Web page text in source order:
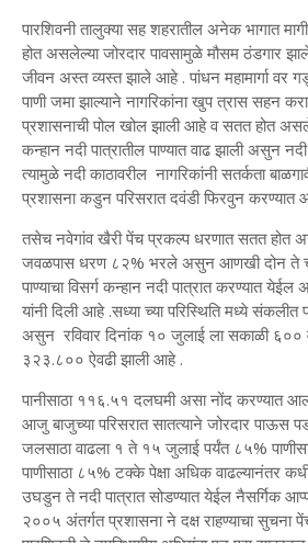
पारशिवनी तालुक्या सह शहरातील अनेक भागात
होत असलेल्या जोरदार पावसामुळे मौसम ठंडगार
जीवन अस्त व्यस्त झाले आहे . पांधन महामार्गा वर
पाणी जमा झाल्याने नागरिकांना खुप त्रास सहन
प्रशासनाची पोल खोल झाली आहे व सतत होत
कन्हान नदी पात्रातील पाण्यात वाढ झाली असुन
त्यामुळे नदी काठावरील नागरिकांनी सतर्कता
प्रशासना कडुन परिसरात दवंडी फिरवुन
तसेच नवेगांव खैरी पेंच प्रकल्प धरणात सतत होत
जवळपास धरण ८२% भरले असुन आणखी दोन ते
पाण्याचा विसर्ग कन्हान नदी पात्रात करण्यात
यांनी दिली आहे .सध्या च्या परिस्थिति मध्ये
असुन रविवार दिनांक १० जुलाई ला सकाळी ६००
३२३.८०० ऐवढी झाली आहे .
पानीसाठा ११६.५१ दलघमी असा नोंद करण्यात
आजु बाजुच्या परिसरात सातत्याने जोरदार पाऊस
जलसाठा वाढला १ ते १५ जुलाई पर्यंत ८५%
पाणीसाठा ८५% टक्के पेक्षा अधिक वाढल्यानंतर
उघडुन ते नदी पात्रात सोडण्यात येईल नैसर्गिक
२००५ अंतर्गत प्रशासना ने दक्ष राहण्याचा सुचना